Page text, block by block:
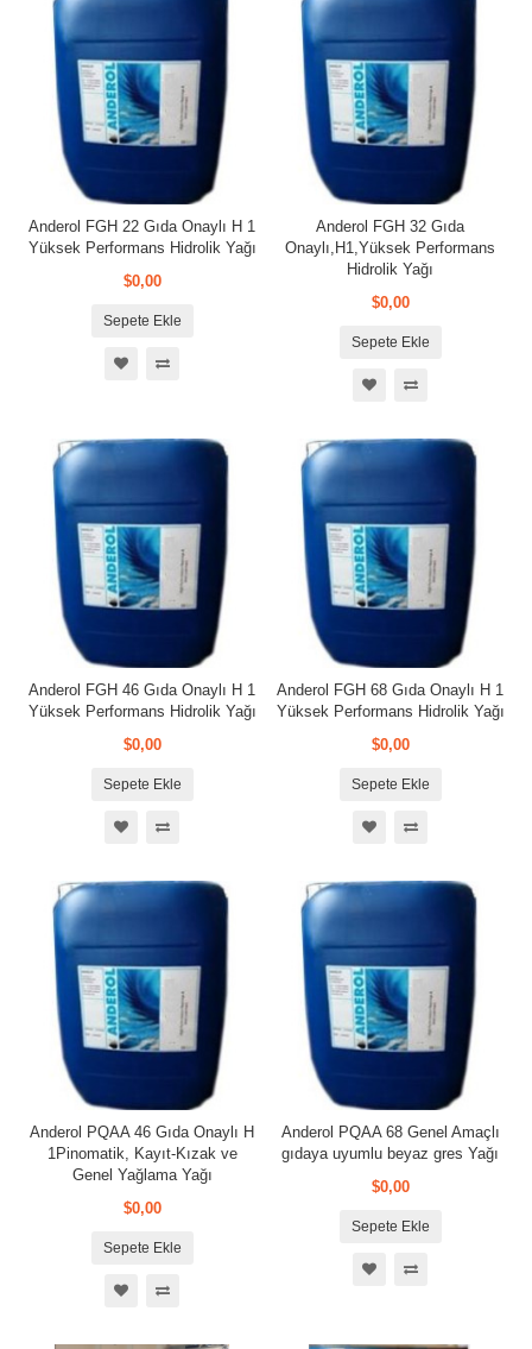
Anderol FGH 22 Gıda Onaylı H 1
Yüksek Performans Hidrolik Yağı
$0,00
Sepete Ekle
Anderol FGH 32 Gıda
Onaylı,H1,Yüksek Performans
Hidrolik Yağı
$0,00
Sepete Ekle
Anderol FGH 46 Gıda Onaylı H 1
Yüksek Performans Hidrolik Yağı
$0,00
Sepete Ekle
Anderol FGH 68 Gıda Onaylı H 1
Yüksek Performans Hidrolik Yağı
$0,00
Sepete Ekle
Anderol PQAA 46 Gıda Onaylı H
1Pinomatik, Kayıt-Kızak ve
Genel Yağlama Yağı
$0,00
Sepete Ekle
Anderol PQAA 68 Genel Amaçlı
gıdaya uyumlu beyaz gres Yağı
$0,00
Sepete Ekle